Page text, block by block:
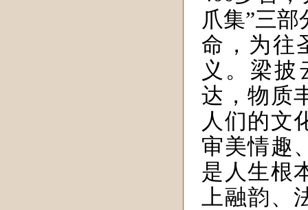
爪集”三部
命，为往
义。梁
达，物质
人们的文
审美情趣
是人生根
上融韵、